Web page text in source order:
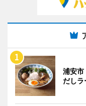
浦安市
だし